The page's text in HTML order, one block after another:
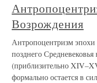
Возрождения
Антропоцентризм
позднего
(приблизительно
формально остается в